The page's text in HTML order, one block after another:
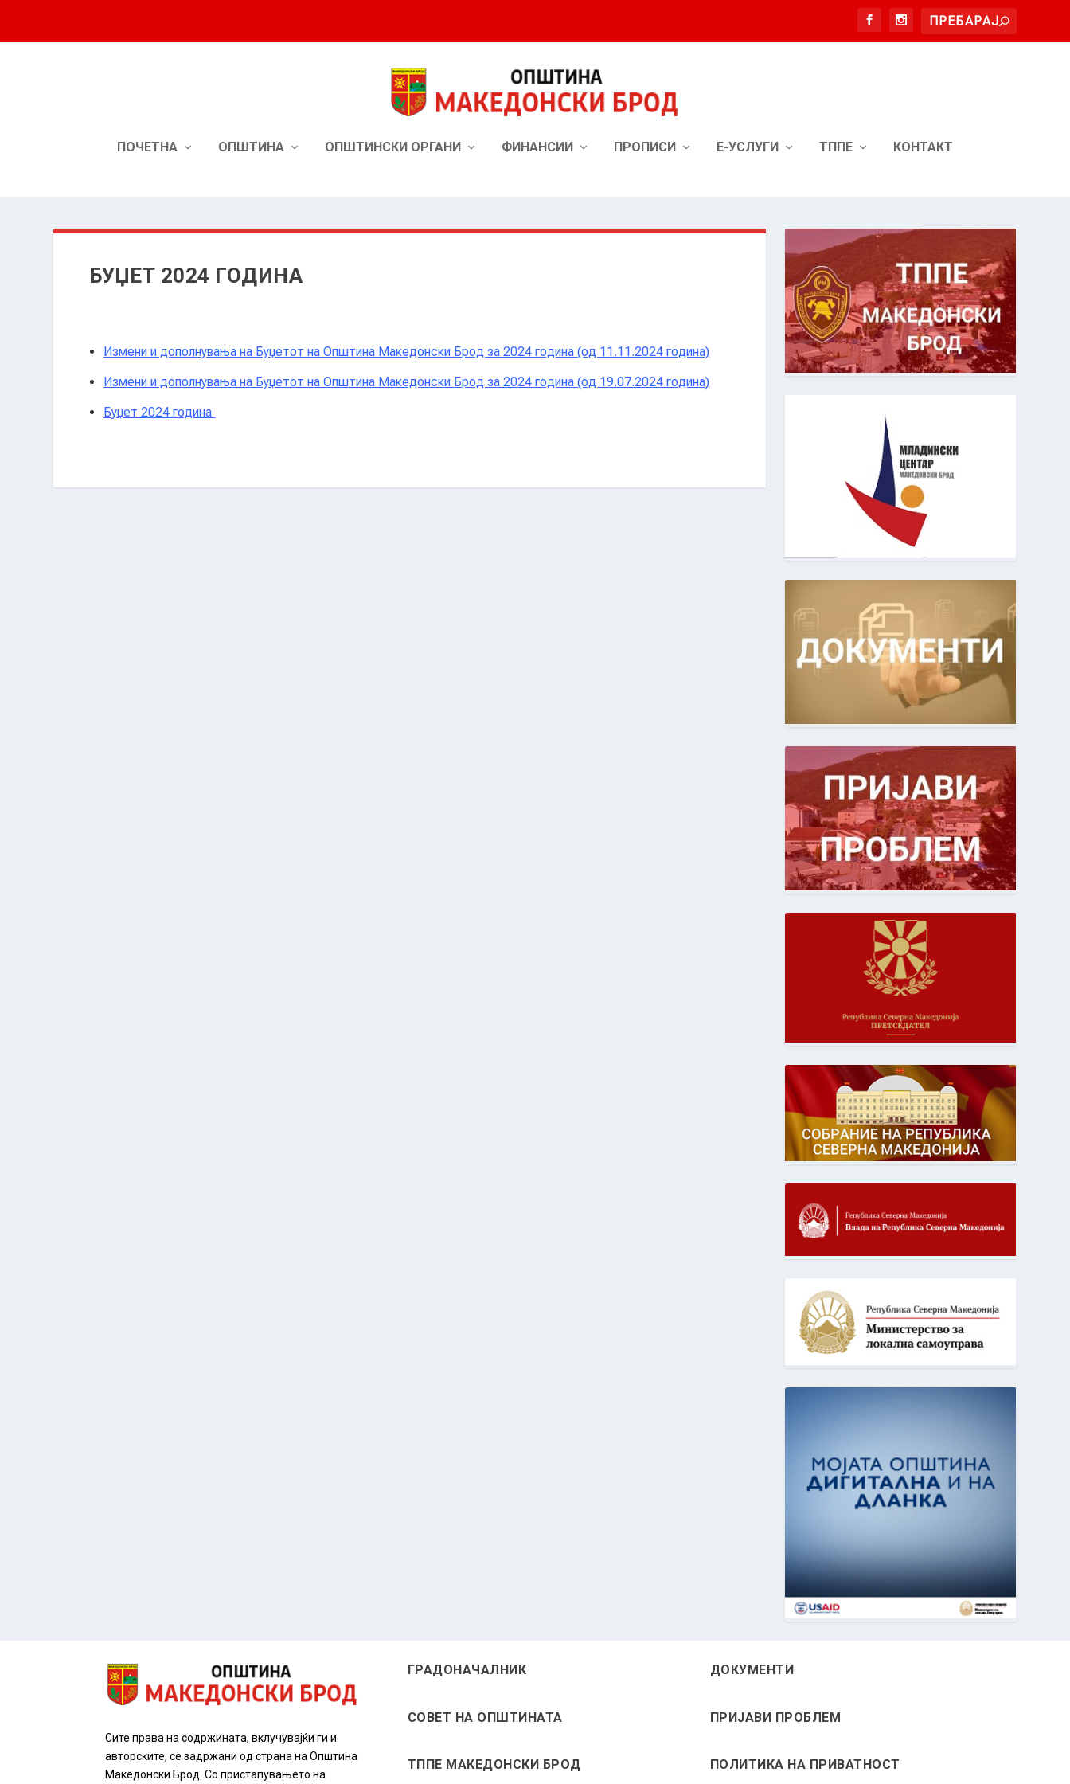
ПОЧЕТНА ОПШТИНА ОПШТИНСКИ ОРГАНИ ФИНАНСИИ ПРОПИСИ Е-УСЛУГИ ТППЕ КОНТАКТ
БУЏЕТ 2024 ГОДИНА
Измени и дополнувања на Буџетот на Општина Македонски Брод за 2024 година (од 11.11.2024 година)
Измени и дополнувања на Буџетот на Општина Македонски Брод за 2024 година (од 19.07.2024 година)
Буџет 2024 година
Сите права на содржината, вклучувајќи ги и
авторските, се задржани од страна на Општина
Македонски Брод. Со пристапувањето на
ГРАДОНАЧАЛНИК
СОВЕТ НА ОПШТИНАТА
ТППЕ МАКЕДОНСКИ БРОД
ДОКУМЕНТИ
ПРИЈАВИ ПРОБЛЕМ
ПОЛИТИКА НА ПРИВАТНОСТ